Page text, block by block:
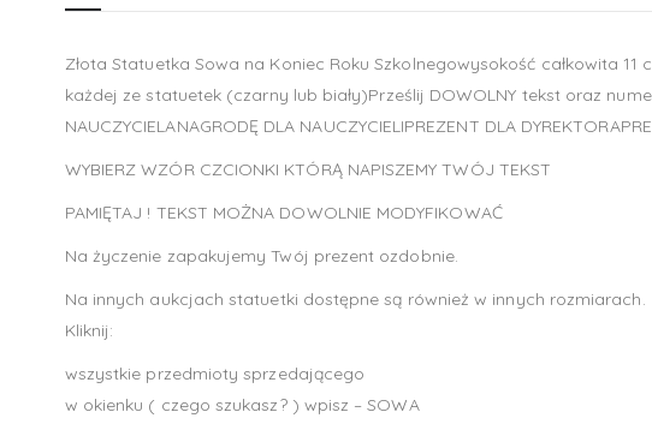
Złota Statuetka Sowa na Koniec Roku Szkolnegowysokość całkowita
każdej ze statuetek (czarny lub biały)Prześlij DOWOLNY tekst oraz
NAUCZYCIELANAGRODĘ DLA NAUCZYCIELIPREZENT DLA
WYBIERZ WZÓR CZCIONKI KTÓRĄ NAPISZEMY TWÓJ TEKST
PAMIĘTAJ ! TEKST MOŻNA DOWOLNIE MODYFIKOWAĆ
Na życzenie zapakujemy Twój prezent ozdobnie.
Na innych aukcjach statuetki dostępne są również w innych rozmiarach.
Kliknij:
wszystkie przedmioty sprzedającego
w okienku ( czego szukasz? ) wpisz – SOWA